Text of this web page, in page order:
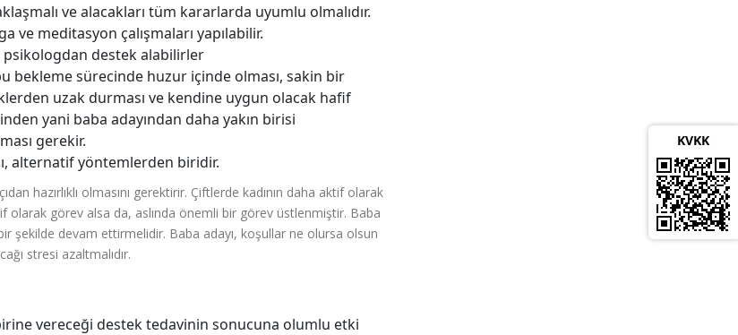
ve alacakları tüm kararlarda uyumlu olmalıdır.
ve meditasyon çalışmaları yapılabilir.
destek alabilirler
bekleme sürecinde huzur içinde olması, sakin bir
uzak durması ve kendine uygun olacak hafif
yani baba adayından daha yakın birisi
gerekir.
alternatif yöntemlerden biridir.
hazırlıklı olmasını gerektirir. Çiftlerde kadının daha aktif olarak
olarak görev alsa da, aslında önemli bir görev üstlenmiştir. Baba
şekilde devam ettirmelidir. Baba adayı, koşullar ne olursa olsun
stresi azaltmalıdır.
vereceği destek tedavinin sonucuna olumlu etki
KVKK